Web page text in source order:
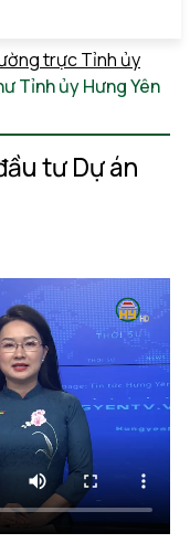
trực Tỉnh ủy
Tỉnh ủy Hưng Yên
tư Dự án